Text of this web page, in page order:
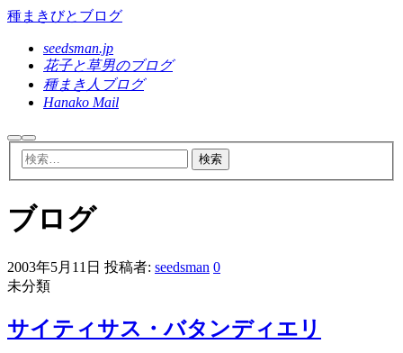
種まきびとブログ
seedsman.jp
花子と草男のブログ
種まき人ブログ
Hanako Mail
検 メ
イ
ン
ニ
ュ
ブログ
2003年5月11日 投稿者: seedsman 0
未分類
サイティサス・バタンディエリ